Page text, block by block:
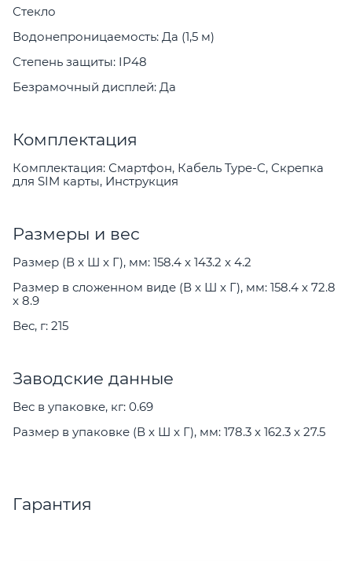
Стекло
Водонепроницаемость: Да (1,5 м)
Степень защиты: IP48
Безрамочный дисплей: Да
Комплектация
Комплектация: Смартфон, Кабель Type-C, Скрепка
для SIM карты, Инструкция
Размеры и вес
Размер (В x Ш x Г), мм: 158.4 x 143.2 x 4.2
Размер в сложенном виде (В x Ш x Г), мм: 158.4 x 72.8
x 8.9
Вес, г: 215
Заводские данные
Вес в упаковке, кг: 0.69
Размер в упаковке (В x Ш x Г), мм: 178.3 x 162.3 x 27.5
Гарантия